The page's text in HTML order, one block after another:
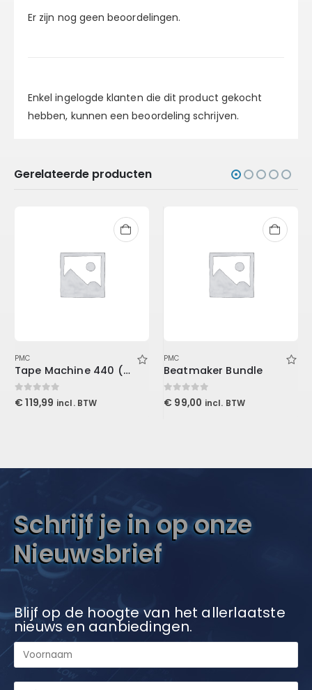
Er zijn nog geen beoordelingen.
Enkel ingelogde klanten die dit product gekocht
hebben, kunnen een beoordeling schrijven.
Gerelateerde producten
PMC
Tape Machine 440 (Download)
0out of 5
€ 119,99 incl. BTW
PMC
Beatmaker Bundle
0out of 5
€ 99,00 incl. BTW
Schrijf je in op onze
Nieuwsbrief
Blijf op de hoogte van het allerlaatste
nieuws en aanbiedingen.